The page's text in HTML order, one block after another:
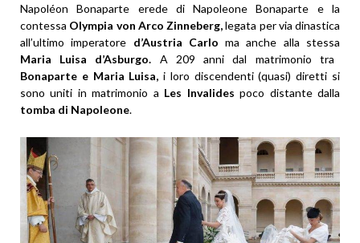
Napoléon Bonaparte erede di Napoleone Bonaparte e la
contessa Olympia von Arco Zinneberg,legata per via dinastica
all’ultimo imperatore d’Austria Carlo ma anche alla stessa
Maria Luisa d’Asburgo. A 209 anni dal matrimonio tra
Bonaparte e Maria Luisa, i loro discendenti (quasi) diretti si
sono uniti in matrimonio a Les Invalides poco distante dalla
tomba di Napoleone.